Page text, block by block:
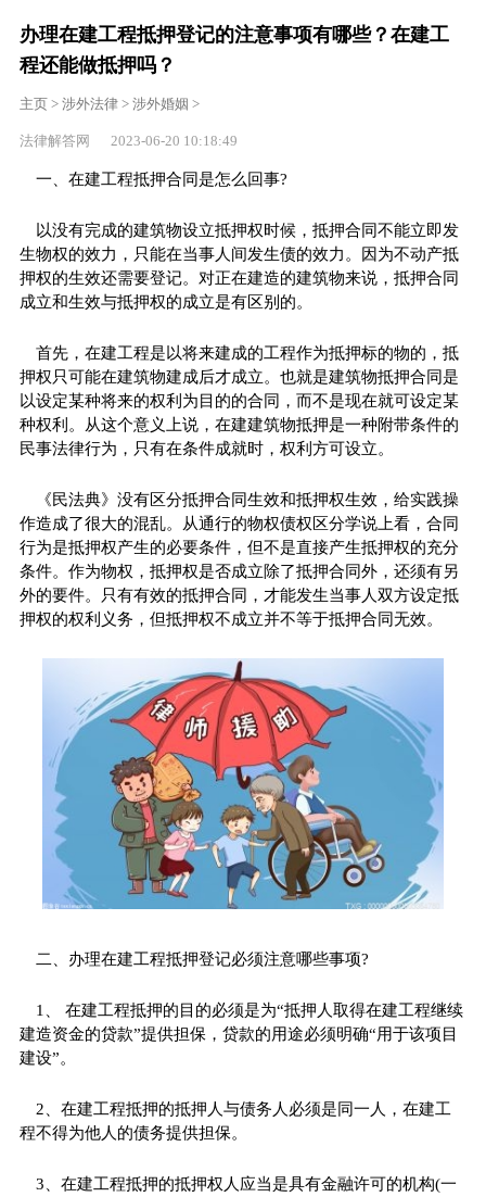
办理在建工程抵押登记的注意事项有哪些？在建工
程还能做抵押吗？
主页> 涉外法律> 涉外婚姻 >
法律解答网 2023-06-20 10:18:49
一、在建工程抵押合同是怎么回事?
以没有完成的建筑物设立抵押权时候，抵押合同不能立即发
生物权的效力，只能在当事人间发生债的效力。因为不动产抵
押权的生效还需要登记。对正在建造的建筑物来说，抵押合同
成立和生效与抵押权的成立是有区别的。
首先，在建工程是以将来建成的工程作为抵押标的物的，抵
押权只可能在建筑物建成后才成立。也就是建筑物抵押合同是
以设定某种将来的权利为目的的合同，而不是现在就可设定某
种权利。从这个意义上说，在建建筑物抵押是一种附带条件的
民事法律行为，只有在条件成就时，权利方可设立。
《民法典》没有区分抵押合同生效和抵押权生效，给实践操
作造成了很大的混乱。从通行的物权债权区分学说上看，合同
行为是抵押权产生的必要条件，但不是直接产生抵押权的充分
条件。作为物权，抵押权是否成立除了抵押合同外，还须有另
外的要件。只有有效的抵押合同，才能发生当事人双方设定抵
押权的权利义务，但抵押权不成立并不等于抵押合同无效。
二、办理在建工程抵押登记必须注意哪些事项?
1、 在建工程抵押的目的必须是为“抵押人取得在建工程继续
建造资金的贷款”提供担保，贷款的用途必须明确“用于该项目
建设”。
2、在建工程抵押的抵押人与债务人必须是同一人，在建工
程不得为他人的债务提供担保。
3、在建工程抵押的抵押权人应当是具有金融许可的机构(一